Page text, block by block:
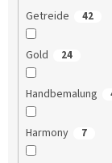
Getreide 42
Gold 24
Handbemalung
Harmony 7